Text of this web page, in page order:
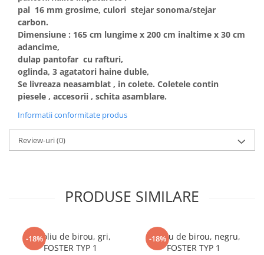
pal 16 mm grosime, culori stejar sonoma/stejar
carbon.
Dimensiune : 165 cm lungime x 200 cm inaltime x 30 cm
adancime,
dulap pantofar cu rafturi,
oglinda, 3 agatatori haine duble,
Se livreaza neasamblat , in colete. Coletele contin
piesele , accesorii , schita asamblare.
Informatii conformitate produs
Review-uri(0)
PRODUSE SIMILARE
-18%
Fotoliu de birou, gri,
FOSTER TYP 1
-18%
Fotoliu de birou, negru,
FOSTER TYP 1